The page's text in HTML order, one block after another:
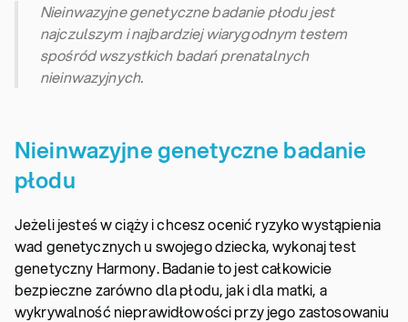
Nieinwazyjne genetyczne badanie płodu jest
najczulszym i najbardziej wiarygodnym testem
spośród wszystkich badań prenatalnych
nieinwazyjnych.
Nieinwazyjne genetyczne badanie
płodu
Jeżeli jesteś w ciąży i chcesz ocenić ryzyko wystąpienia
wad genetycznych u swojego dziecka, wykonaj test
genetyczny Harmony. Badanie to jest całkowicie
bezpieczne zarówno dla płodu, jak i dla matki, a
wykrywalność nieprawidłowości przy jego zastosowaniu